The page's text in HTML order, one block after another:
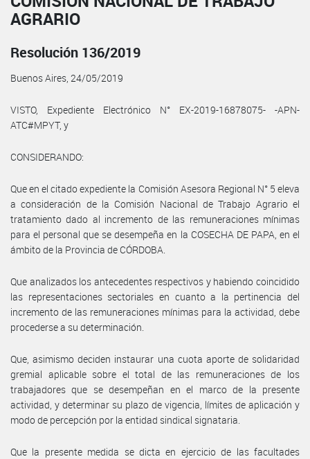
AGRARIO
Resolución 136/2019
Buenos Aires, 24/05/2019
VISTO, Expediente Electrónico N° EX-2019-16878075- -APN-
ATC#MPYT, y
CONSIDERANDO:
Que en el citado expediente la Comisión Asesora Regional N° 5 eleva
a consideración de la Comisión Nacional de Trabajo Agrario el
tratamiento dado al incremento de las remuneraciones mínimas
para el personal que se desempeña en la COSECHA DE PAPA, en el
ámbito de la Provincia de CÓRDOBA.
Que analizados los antecedentes respectivos y habiendo coincidido
las representaciones sectoriales en cuanto a la pertinencia del
incremento de las remuneraciones mínimas para la actividad, debe
procederse a su determinación.
Que, asimismo deciden instaurar una cuota aporte de solidaridad
gremial aplicable sobre el total de las remuneraciones de los
trabajadores que se desempeñan en el marco de la presente
actividad, y determinar su plazo de vigencia, límites de aplicación y
modo de percepción por la entidad sindical signataria.
Que la presente medida se dicta en ejercicio de las facultades